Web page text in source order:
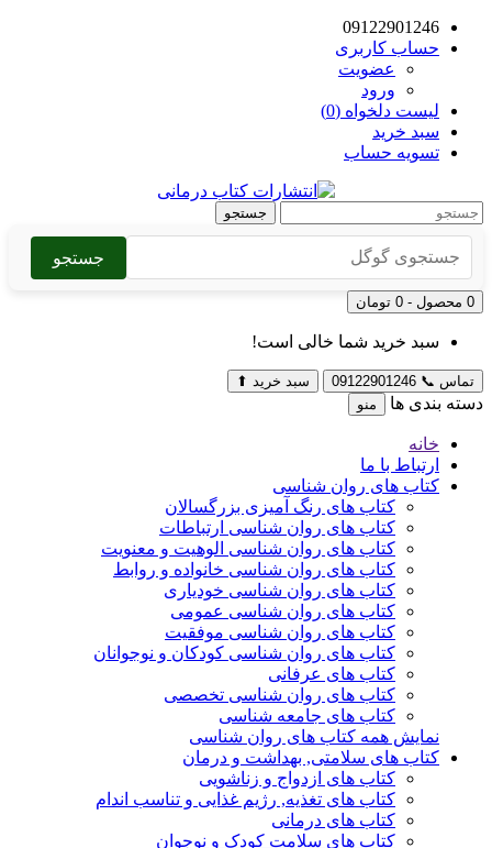
09122901246
حساب کاربری
عضویت
ورود
لیست دلخواه (0)
سبد خرید
تسویه حساب
جستجو
جستجو
0 محصول - 0 تومان
سبد خرید شما خالی است!
تماس 📞
09122901246 سبد خرید ⬆
دسته بندی ها منو
خانه
ارتباط با ما
کتاب های روان شناسی
کتاب های رنگ آمیزی بزرگسالان
کتاب های روان شناسی ارتباطات
کتاب های روان شناسی الوهیت و معنویت
کتاب های روان شناسی خانواده و روابط
کتاب های روان شناسی خودیاری
کتاب های روان شناسی عمومی
کتاب های روان شناسی موفقیت
کتاب های روان شناسی کودکان و نوجوانان
کتاب های عرفانی
کتاب های روان شناسی تخصصی
کتاب های جامعه شناسی
نمایش همه کتاب های روان شناسی
کتاب های سلامتی, بهداشت و درمان
کتاب های ازدواج و زناشویی
کتاب های تغذیه, رژیم غذایی و تناسب اندام
کتاب های درمانی
کتاب های سلامت کودک و نوجوان